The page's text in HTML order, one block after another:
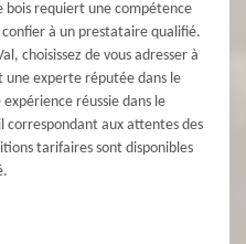
bois requiert une compétence
à un prestataire qualifié.
choisissez de vous adresser à
une experte réputée dans le
réussie dans le
correspondant aux attentes des
tarifaires sont disponibles